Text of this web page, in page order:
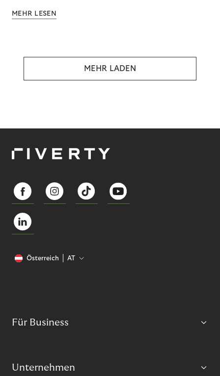
MEHR LESEN
MEHR LADEN
Österreich AT
Für Business
Unternehmen